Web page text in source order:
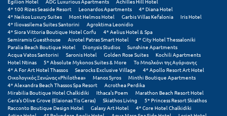
Πάτρα
Παύλιανη
Πειραιάς
Πελοπόννησος
Πήλιο
4* 100 Rizes Seaside Resort
Leonardos Apartments
4* Diana Hotel
4* Neikos Luxury Suites
Mont Helmos Hotel Garbis Villas Kefalonia
Iris Hotel
4* Iliovasilema Suites Santorini
Agroktima Leonidio
4* Siora Vittoria Boutique Hotel Corfu
4* Aelius Hotel & Spa
Semiramis Guesthouse
Airotel Patras Smart Hotel
4* City Hotel Thessaloniki
Paralia Beach Boutique Hotel
Dionysis Studios
Sunshine Apartments
Acqua Vatos Santorini
Saronis Hotel Golden Rose Suites
Kochili Apartments
Hotel Ntinas
5* Absolute Mykonos Suites & More
Το Μπαλκόνι της Αγόριανης
4* A For Art Hotel Thassos
Searocks Exclusive Village
4* Apollo Resort Art Hotel
Οικολογικός Ξενώνας «Philothea»
Manos Syros
Minthi Boutique Apartments
4* Alexandra Beach Thassos Spa Resort
Acrothea Perdika
Mirabilia Boutique Hotel Chalkidiki
Ithaca's Poem
Marathon Beach Resort Hotel
Gera's Olive Grove (Elaionas Tis Geras)
Skiathos Living
5* Princess Resort Skiathos
Racconto Boutique Design Hotel
Galaxy Art Hotel
4* Core Hotel Chalkidiki